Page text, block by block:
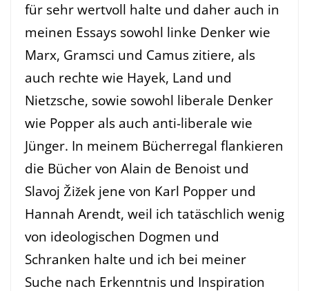
für sehr wertvoll halte und daher auch in
meinen Essays sowohl linke Denker wie
Marx, Gramsci und Camus zitiere, als
auch rechte wie Hayek, Land und
Nietzsche, sowie sowohl liberale Denker
wie Popper als auch anti-liberale wie
Jünger. In meinem Bücherregal flankieren
die Bücher von Alain de Benoist und
Slavoj Žižek jene von Karl Popper und
Hannah Arendt, weil ich tatäschlich wenig
von ideologischen Dogmen und
Schranken halte und ich bei meiner
Suche nach Erkenntnis und Inspiration